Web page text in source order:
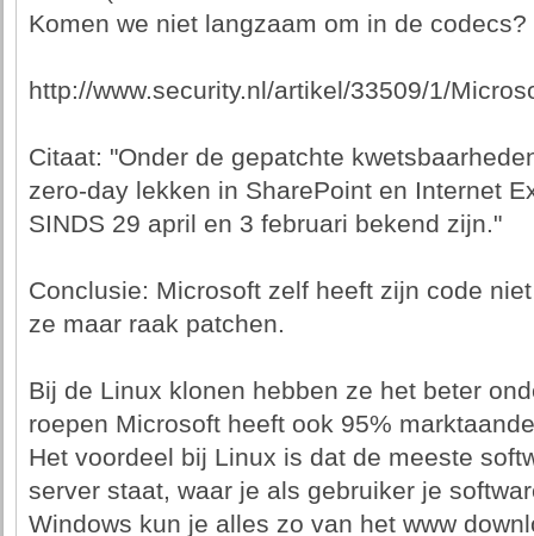
Komen we niet langzaam om in de codecs?
http://www.security.nl/artikel/33509/1/
Citaat: "Onder de gepatchte
zero-day lekken in SharePoint en Internet
SINDS 29 april en 3 februari bekend zijn."
Conclusie: Microsoft zelf heeft zijn code
ze maar raak patchen.
Bij de Linux klonen hebben ze het beter
roepen Microsoft heeft ook 95%
Het voordeel bij Linux is dat de meeste
server staat, waar je als gebruiker je
Windows kun je alles zo van het www